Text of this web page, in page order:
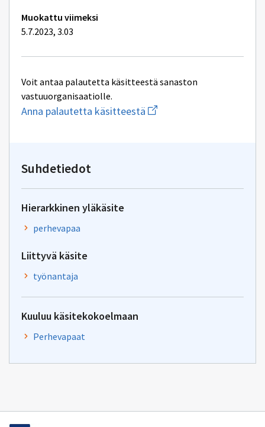
Muokattu viimeksi
5.7.2023, 3.03
Voit antaa palautetta käsitteestä sanaston
vastuuorganisaatiolle.
Anna palautetta käsitteestä Aloita
uuden
Suhdetiedot
Hierarkkinen yläkäsite
perhevapaa
Liittyvä käsite
työnantaja
Kuuluu käsitekokoelmaan
Perhevapaat